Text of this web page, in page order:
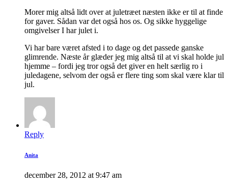
Morer mig altså lidt over at juletræet næsten ikke er til at finde
for gaver. Sådan var det også hos os. Og sikke hyggelige
omgivelser I har julet i.
Vi har bare været afsted i to dage og det passede ganske
glimrende. Næste år glæder jeg mig altså til at vi skal holde jul
hjemme – fordi jeg tror også det giver en helt særlig ro i
juledagene, selvom der også er flere ting som skal være klar til
jul.
Reply
Anita
december 28, 2012 at 9:47 am